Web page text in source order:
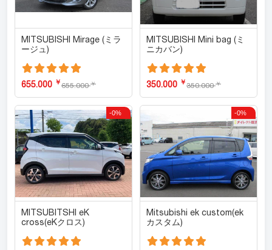
MITSUBISHI Mirage (ミラ
ージュ)
655.000￥
655.000 ￥
MITSUBISHI Mini bag (ミ
ニカバン)
350.000￥
350.000 ￥
-0%
MITSUBITSHI eK
cross(eKクロス)
-0%
Mitsubishi ek custom(ek
カスタム)